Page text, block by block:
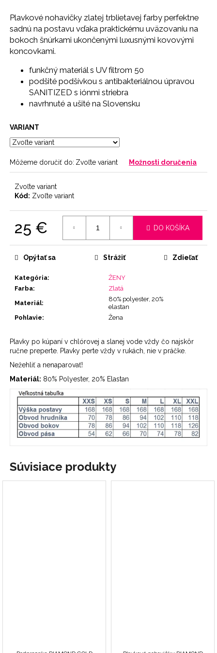
Plavkové nohavičky zlatej trblietavej farby perfektne
sadnú na postavu vďaka praktickému uväzovaniu na
bokoch šnúrkami ukončenými luxusnými kovovými
koncovkami.
funkčný materiál s UV filtrom 50
podšité podšívkou s antibakteriálnou úpravou
SANITIZED s iónmi striebra
navrhnuté a ušité na Slovensku
VARIANT
Môžeme doručiť do: Zvoľte variant Možnosti doručenia
Zvoľte variant
Kód: Zvoľte variant
25 € DO KOŠÍKA
Kategória:
ŽENY
Farba:
Zlatá
Materiál:
80% polyester, 20%
elastan
Pohlavie: Žena
Opýtať sa Strážiť Zdieľať
Plavky po kúpaní v chlórovej a slanej vode vždy čo najskôr
ručne preperte. Plavky perte vždy v rukách, nie v práčke.
Nežehliť a nenaparovať!
Materiál: 80% Polyester, 20% Elastan
Súvisiace produkty
a
m
e
PINK